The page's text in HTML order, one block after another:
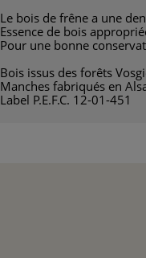
Le bois de frêne a une
Essence de bois
Pour une bonne
Bois issus des forêts
Manches fabriqués en
Label P.E.F.C. 12-01-451